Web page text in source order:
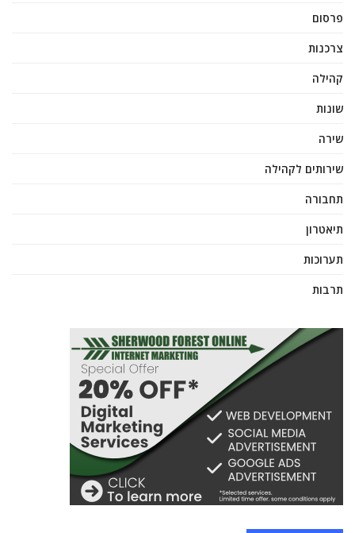
פרסום
צרכנות
קהילה
שונות
שירה
שירותים לקהילה
תחבורה
תיאטרון
תערוכות
תרבות